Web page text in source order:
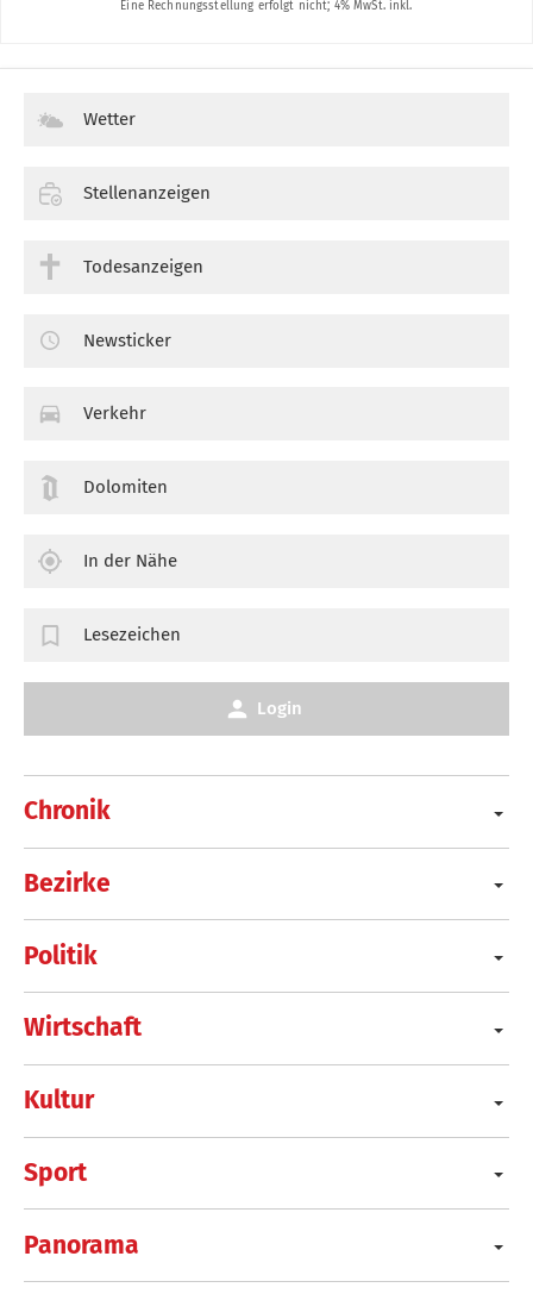
Chronik
Bezirke
Politik
Wirtschaft
Kultur
Sport
Panorama
Wetter
Stellenanzeigen
Todesanzeigen
Newsticker
Verkehr
Dolomiten
In der Nähe
Lesezeichen
Login